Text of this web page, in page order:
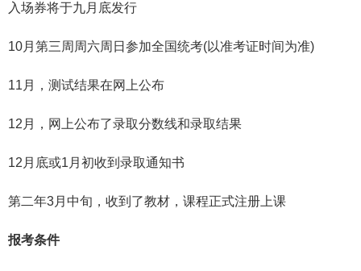
入场券将于九月底发行
10月第三周周六周日参加全国统考(以准考证时间为准)
11月，测试结果在网上公布
12月，网上公布了录取分数线和录取结果
12月底或1月初收到录取通知书
第二年3月中旬，收到了教材，课程正式注册上课
报考条件